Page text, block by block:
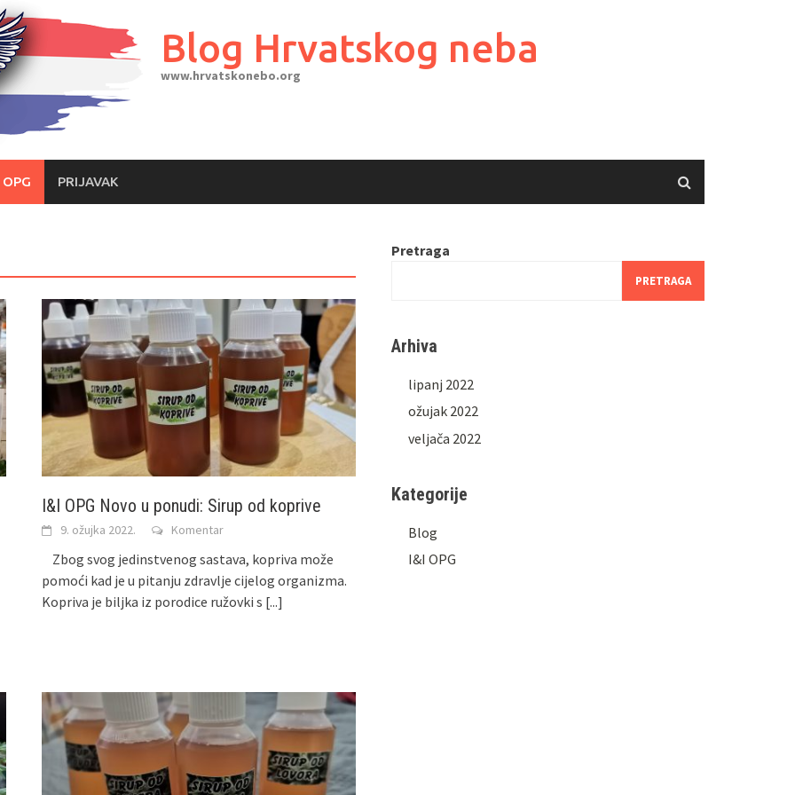
Blog Hrvatskog neba
www.hrvatskonebo.org
PRIJAVAK
I&I OPG Novo u ponudi: Sirup od koprive
9. ožujka 2022. Komentar
Zbog svog jedinstvenog sastava, kopriva može
pomoći kad je u pitanju zdravlje cijelog organizma.
Kopriva je biljka iz porodice ružovki s [...]
Pretraga
PRETRAGA
Arhiva
lipanj 2022
ožujak 2022
veljača 2022
Kategorije
Blog
I&I OPG